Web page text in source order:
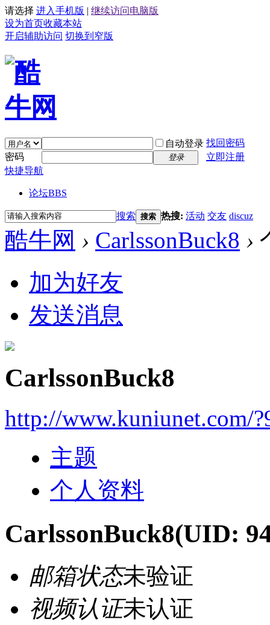
请选择 进入手机版 | 继续访问电脑版
设为首页收藏本站
开启辅助访问 切换到窄版
自动登录 找回密码
密码
登录
立即注册
快捷导航
论坛BBS
搜索 搜索 热搜: 活动 交友 discuz
酷牛网 › CarlssonBuck8 ›
加为好友
发送消息
CarlssonBuck8
http://www.kuniunet.com/
主题
个人资料
CarlssonBuck8(UID:
邮箱状态未验证
视频认证未认证